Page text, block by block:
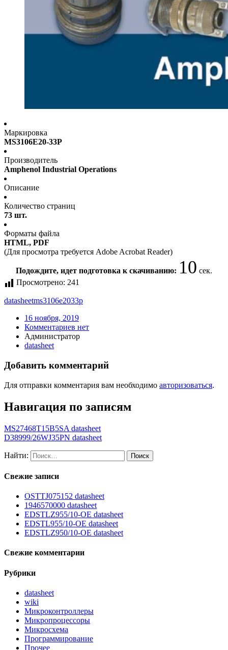
Маркировка
MS3106E20-33P
Производитель
Amphenol Industrial Operations
Описание
Количество страниц
73 шт.
Форматы файла
HTML, PDF
(Для просмотра требуется Adobe Acrobat Reader)
Подождите, идет подготовка к скачиванию: 10 сек.
Просмотрено: 241
datasheetms3106e2033p
16 ноября, 2019
Комментариев нет
Администратор
datasheet
Добавить комментарий
Для отправки комментария вам необходимо авторизоваться.
Навигация по записям
MS27468T15B5SA datasheet
D38999/26WJ35PN datasheet
Найти:
Свежие записи
OSTTJ075152 datasheet
1946570000 datasheet
EDSTLZ955/10-OE datasheet
EDSTL955/10-OE datasheet
EDSTLZ950/10-OE datasheet
Свежие комментарии
Рубрики
datasheet
wiki
Микроконтроллеры
Микропроцессоры
Микросхема
Программирование
Прочее